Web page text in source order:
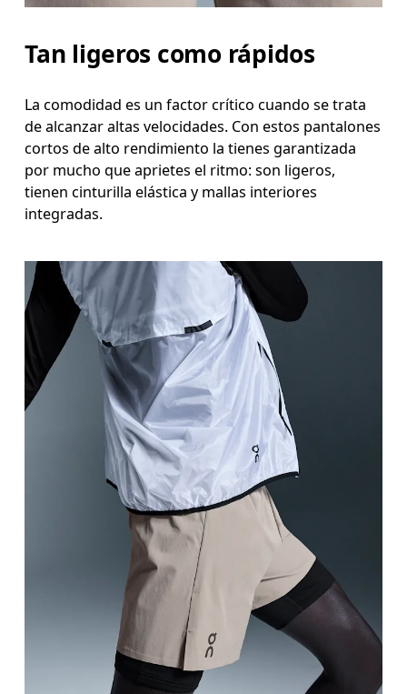
Con los pies ligeramente separados y las piernas estiradas, mide la distancia entre la ingle y el tobillo por la parte
Tan ligeros como rápidos
La comodidad es un factor crítico cuando se trata
de alcanzar altas velocidades. Con estos pantalones
cortos de alto rendimiento la tienes garantizada
por mucho que aprietes el ritmo: son ligeros,
tienen cinturilla elástica y mallas interiores
integradas.